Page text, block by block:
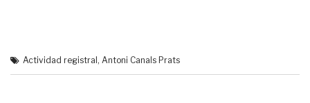
Actividad registral , Antoni Canals Prats